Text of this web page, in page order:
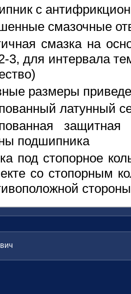
с
смазочные
смазка на
3, для интервала
размеры
латунный
подшипника
под стопорное
со стопорным
стороны